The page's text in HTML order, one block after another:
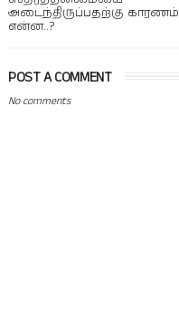
அடைந்திருப்பதற்கு காரணம்
என்ன..?
POST A COMMENT
No comments